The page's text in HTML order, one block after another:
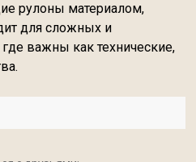
рулоны материалом,
для сложных и
важны как технические,